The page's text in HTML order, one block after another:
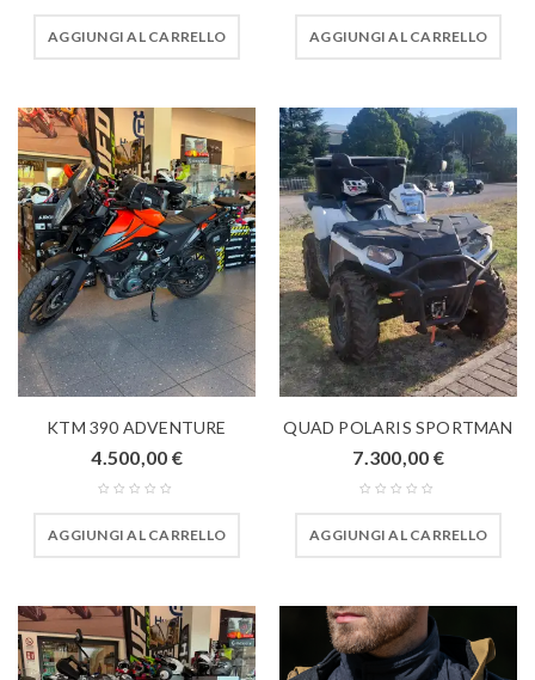
AGGIUNGI AL CARRELLO AGGIUNGI AL CARRELLO
KTM 390 ADVENTURE
4.500,00 €
AGGIUNGI AL CARRELLO
QUAD POLARIS SPORTMAN
7.300,00 €
AGGIUNGI AL CARRELLO